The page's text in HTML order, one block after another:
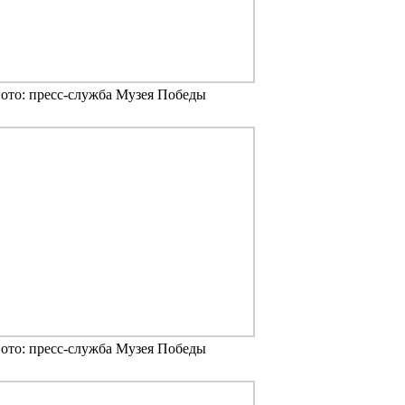
пресс-служба Музея Победы
пресс-служба Музея Победы